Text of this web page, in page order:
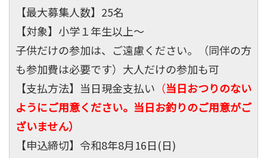
【最大募集人数】25名
【対象】小学１年生以上～
子供だけの参加は、ご遠慮ください。（同伴の方
も参加費は必要です）大人だけの参加も可
【支払方法】当日現金支払い （当日おつりのない
ようにご用意ください。当日お釣りのご用意がご
ざいません）
【申込締切】令和8年8月16日(日)